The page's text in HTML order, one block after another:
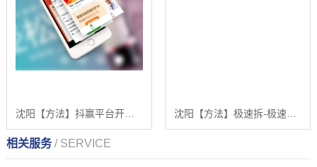
沈阳【方法】抖赢平台开发-抖赢网站搭建-抖赢APP开发【是什么?】 沈阳【方法】极速拆-极速拆系统开发-极速拆源码【怎么做?】
相关服务/ SERVICE